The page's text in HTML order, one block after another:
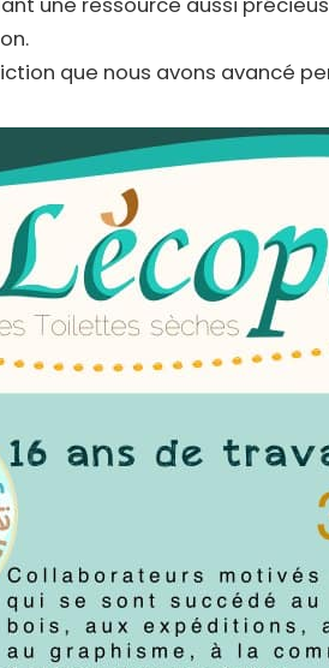
que nous avons avancé